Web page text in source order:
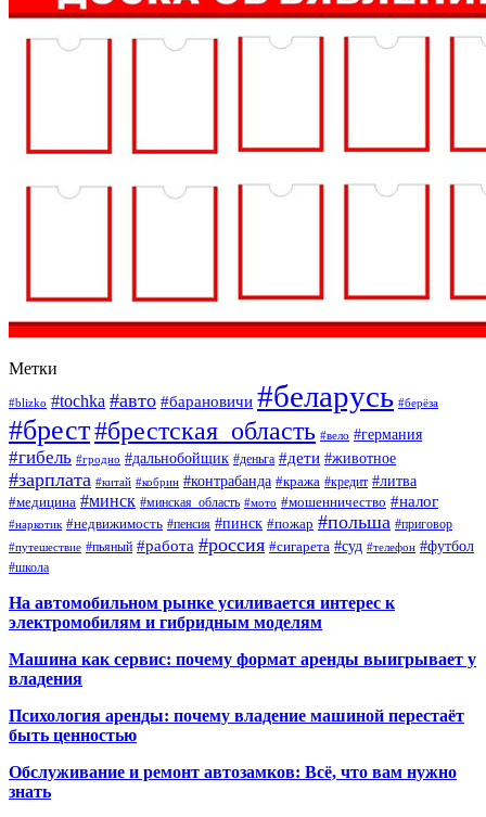
Метки
#blizko #tochka #авто #барановичи #беларусь #берёза
#брест#брестская_область #вело #германия
#гибель #гродно #дальнобойщик #деньга #дети #животное
#зарплата #китай #кобрин #контрабанда #кража #кредит #литва
#медицина #минск #минская_область #мото #мошенничество #налог
#наркотик #недвижимость #пенсия #пинск #пожар #польша #приговор
#путешествие #пьяный #работа #россия #сигарета #суд #телефон #футбол
#школа
На автомобильном рынке усиливается интерес к
электромобилям и гибридным моделям
Машина как сервис: почему формат аренды выигрывает у
владения
Психология аренды: почему владение машиной перестаёт
быть ценностью
Обслуживание и ремонт автозамков: Всё, что вам нужно
знать